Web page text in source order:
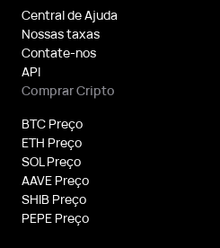
Central de Ajuda
Nossas taxas
Contate-nos
API
Comprar Cripto
BTC Preço
ETH Preço
SOL Preço
AAVE Preço
SHIB Preço
PEPE Preço